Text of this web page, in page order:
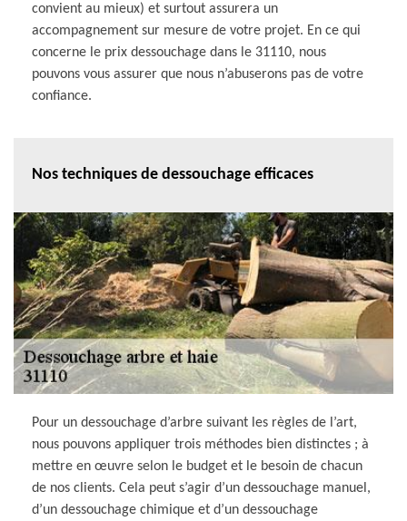
convient au mieux) et surtout assurera un
accompagnement sur mesure de votre projet. En ce qui
concerne le prix dessouchage dans le 31110, nous
pouvons vous assurer que nous n’abuserons pas de votre
confiance.
Nos techniques de dessouchage efficaces
Pour un dessouchage d’arbre suivant les règles de l’art,
nous pouvons appliquer trois méthodes bien distinctes ; à
mettre en œuvre selon le budget et le besoin de chacun
de nos clients. Cela peut s’agir d’un dessouchage manuel,
d’un dessouchage chimique et d’un dessouchage